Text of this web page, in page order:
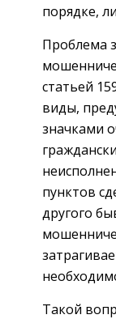
порядке,
Проблема
статьей
виды,
значками
пунктов
другого
Такой